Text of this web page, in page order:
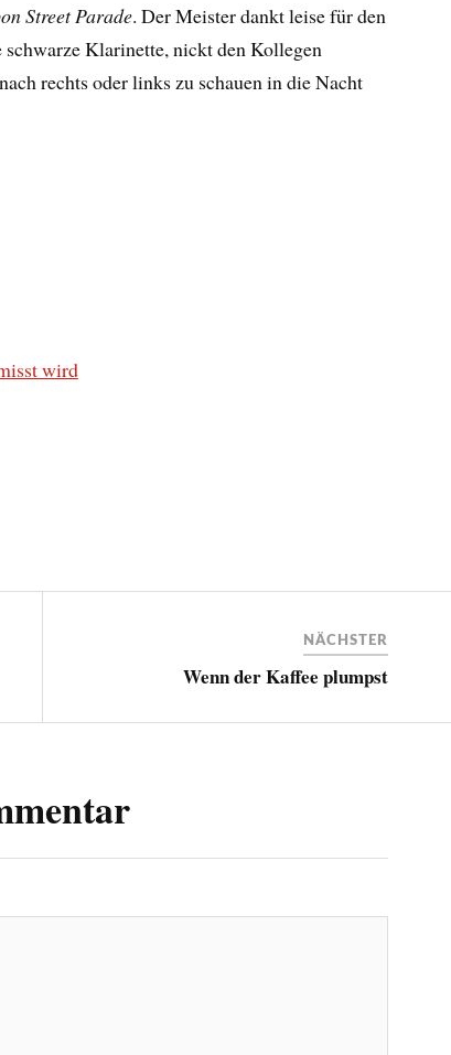
Street Parade. Der Meister dankt leise für den
Klarinette, nickt den Kollegen
rechts oder links zu schauen in die Nacht
wird
NÄCHSTER
Wenn der Kaffee plumpst